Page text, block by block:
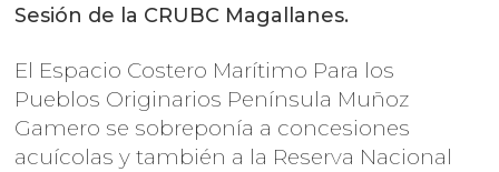
Sesión de la CRUBC Magallanes.
El Espacio Costero Marítimo Para los
Pueblos Originarios Península Muñoz
Gamero se sobreponía a concesiones
acuícolas y también a la Reserva Nacional